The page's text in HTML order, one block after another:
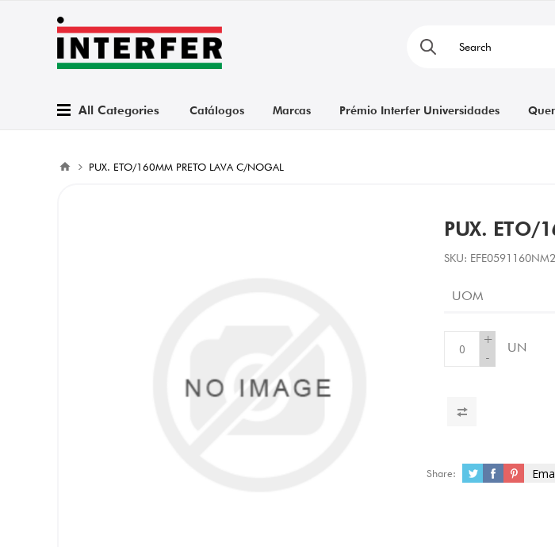
All Categories Catálogos Marcas Prémio Interfer Universidades
PUX. ETO/160MM PRETO LAVA C/NOGAL
PUX. ETO/
SKU:
UOM
+
-
UN
Share: